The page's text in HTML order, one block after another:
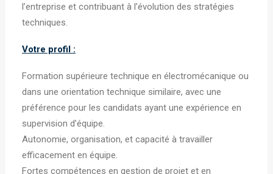
l’entreprise et contribuant à l’évolution des stratégies
techniques.
Votre profil :
Formation supérieure technique en électromécanique ou
dans une orientation technique similaire, avec une
préférence pour les candidats ayant une expérience en
supervision d’équipe.
Autonomie, organisation, et capacité à travailler
efficacement en équipe.
Fortes compétences en gestion de projet et en